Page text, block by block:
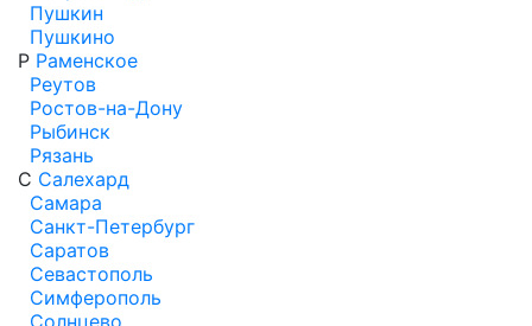
Пушкин
Пушкино
Р Раменское
Реутов
Ростов-на-Дону
Рыбинск
Рязань
С Салехард
Самара
Санкт-Петербург
Саратов
Севастополь
Симферополь
Солнцево